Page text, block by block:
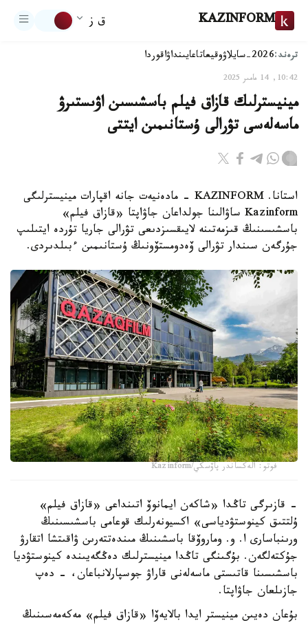
KAZINFORM ق ز
ترەند:2026-سايلاۋ وقيعاتاعايىنداۋاقوردا
10:42, 14 مامىر 2025
مينيسترلىك قازاق فيلم باسشىسىن اۋىستىرۋ
ماسەلەسى تۋرالى ۇستانىمىن ايتتى
استانا. KAZINFORM - مادەنيەت جانە اقپارات مينيسترلىگى
Kazinform ساۋالىنا جولداعان جاۋاپتا «قازاق فيلم»
باسشىسىنىڭ قىزمەتىنە لايىقسىزدىعى تۋرالى جاريا تۇردە ايتىلىپ
جۇرگەن سىندار تۋرالى ۆەدومستۆونىڭ ۇستانىمىن ءبىلدىردى.
فوتو: الەكساندر پاۆسكي/Kazinform
- قازىرگى تاڭدا «شاكەن ايمانوۆ اتىنداعى «قازاق فيلم»
ۇلتتىق كينوستۋدياسى» اكسيونەرلىك قوعامى باسشىسىنىڭ
ورىنباسارى ا. و. وماروۆقا باسشىنىڭ مىندەتتەرىن ۋاقىتشا اتقارۋ
جۇكتەلگەن. بۇگىنگى تاڭدا مينيسترلىك دەڭگەيىندە كينوستۋديا
باسشىسىنا قاتىستى ماسەلەنى قاراۋ جوسپارلانباعان، - دەپ
جازىلعان جاۋاپتا.
بۇعان دەيىن مينيستر ايدا بالايەۆا «قازاق فيلم» مەكەمەسىنىڭ